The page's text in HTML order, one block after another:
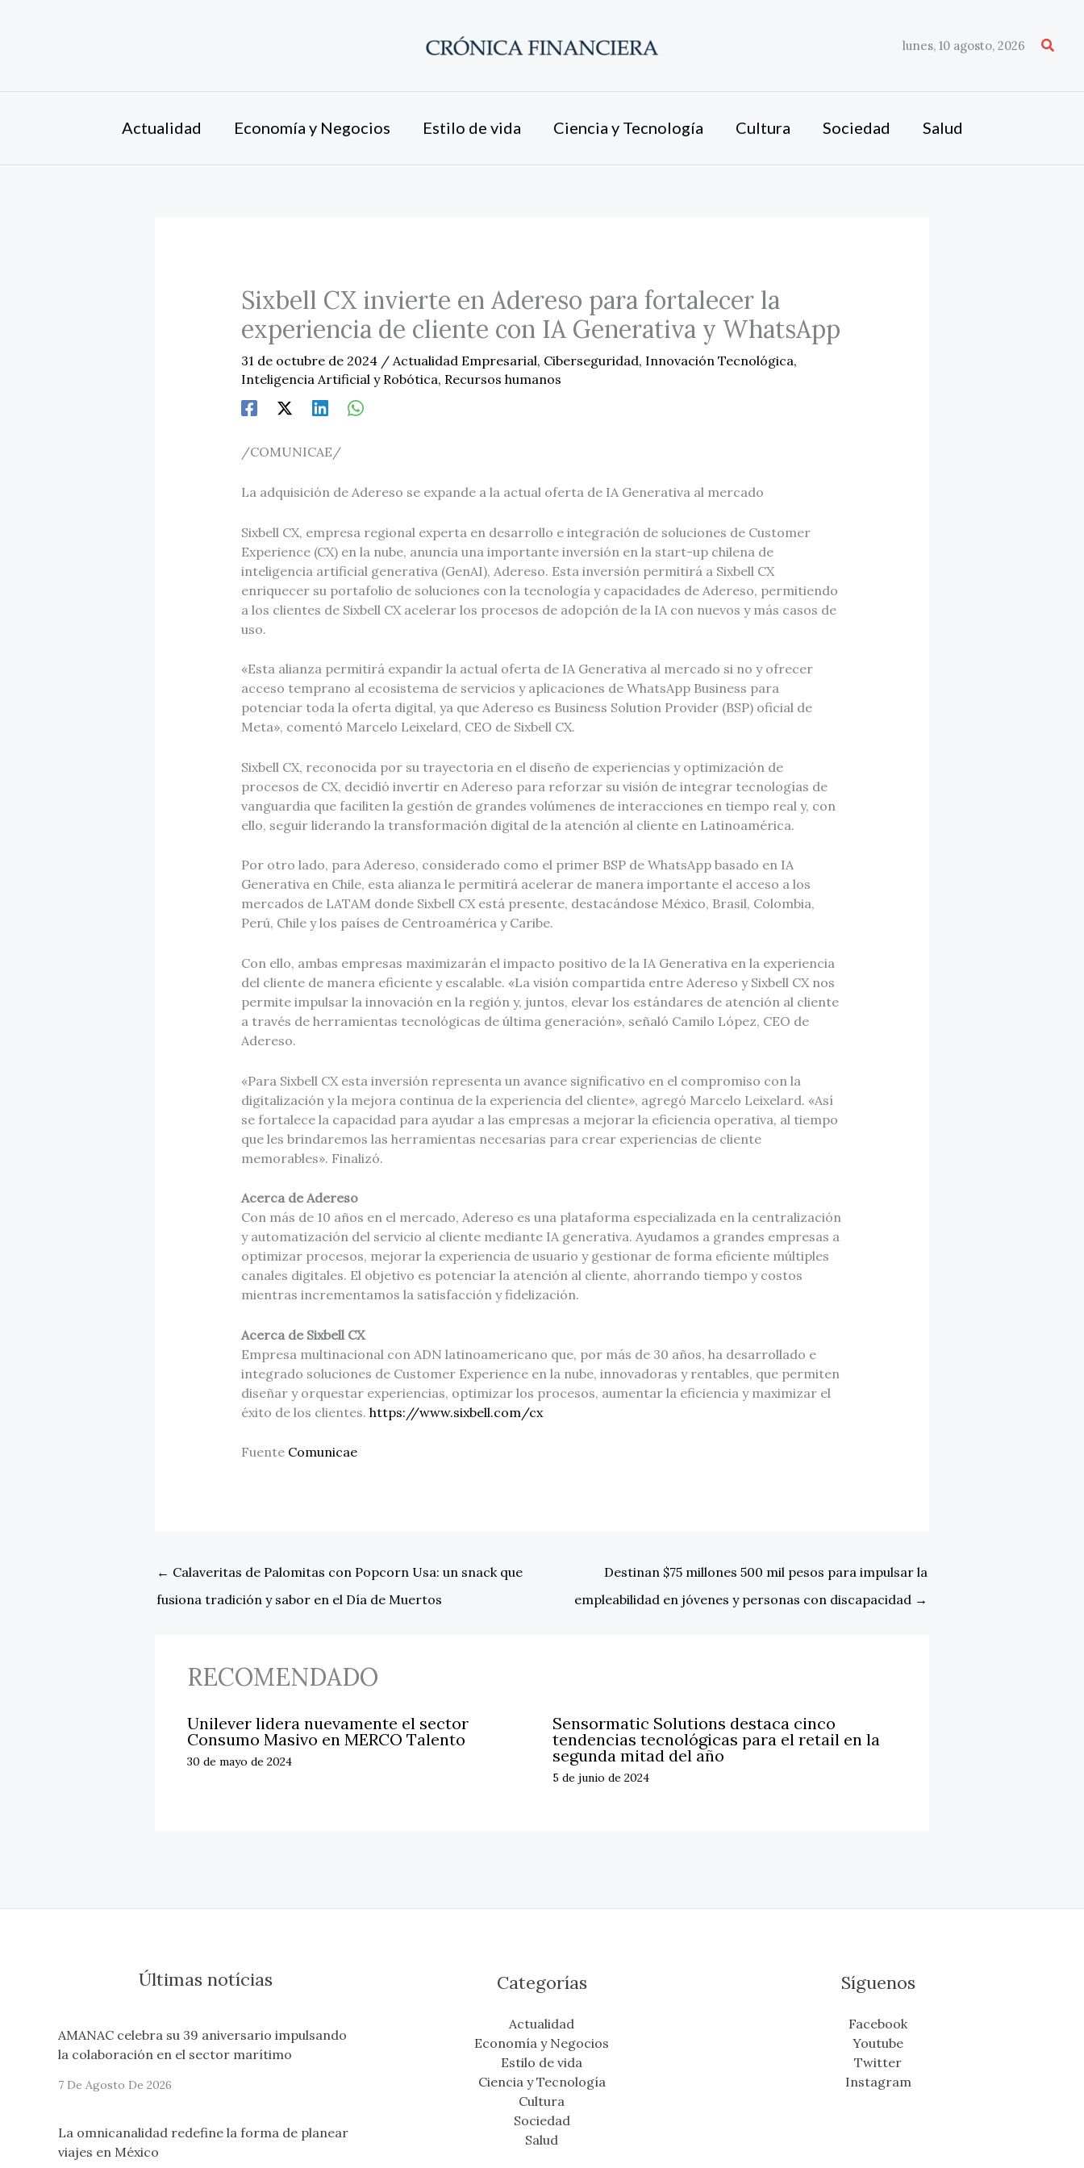
lunes, 10 agosto, 2026
Actualidad Economía y Negocios Estilo de vida Ciencia y Tecnología Cultura Sociedad Salud
Sixbell CX invierte en Adereso para fortalecer la
experiencia de cliente con IA Generativa y WhatsApp
31 de octubre de 2024 / Actualidad Empresarial, Ciberseguridad, Innovación Tecnológica,
Inteligencia Artificial y Robótica, Recursos humanos
/COMUNICAE/
La adquisición de Adereso se expande a la actual oferta de IA Generativa al mercado
Sixbell CX, empresa regional experta en desarrollo e integración de soluciones de Customer
Experience (CX) en la nube, anuncia una importante inversión en la start-up chilena de
inteligencia artificial generativa (GenAI), Adereso. Esta inversión permitirá a Sixbell CX
enriquecer su portafolio de soluciones con la tecnología y capacidades de Adereso, permitiendo
a los clientes de Sixbell CX acelerar los procesos de adopción de la IA con nuevos y más casos de
uso.
«Esta alianza permitirá expandir la actual oferta de IA Generativa al mercado si no y ofrecer
acceso temprano al ecosistema de servicios y aplicaciones de WhatsApp Business para
potenciar toda la oferta digital, ya que Adereso es Business Solution Provider (BSP) oficial de
Meta», comentó Marcelo Leixelard, CEO de Sixbell CX.
Sixbell CX, reconocida por su trayectoria en el diseño de experiencias y optimización de
procesos de CX, decidió invertir en Adereso para reforzar su visión de integrar tecnologías de
vanguardia que faciliten la gestión de grandes volúmenes de interacciones en tiempo real y, con
ello, seguir liderando la transformación digital de la atención al cliente en Latinoamérica.
Por otro lado, para Adereso, considerado como el primer BSP de WhatsApp basado en IA
Generativa en Chile, esta alianza le permitirá acelerar de manera importante el acceso a los
mercados de LATAM donde Sixbell CX está presente, destacándose México, Brasil, Colombia,
Perú, Chile y los países de Centroamérica y Caribe.
Con ello, ambas empresas maximizarán el impacto positivo de la IA Generativa en la experiencia
del cliente de manera eficiente y escalable. «La visión compartida entre Adereso y Sixbell CX nos
permite impulsar la innovación en la región y, juntos, elevar los estándares de atención al cliente
a través de herramientas tecnológicas de última generación», señaló Camilo López, CEO de
Adereso.
«Para Sixbell CX esta inversión representa un avance significativo en el compromiso con la
digitalización y la mejora continua de la experiencia del cliente», agregó Marcelo Leixelard. «Así
se fortalece la capacidad para ayudar a las empresas a mejorar la eficiencia operativa, al tiempo
que les brindaremos las herramientas necesarias para crear experiencias de cliente
memorables». Finalizó.
Acerca de Adereso
Con más de 10 años en el mercado, Adereso es una plataforma especializada en la centralización
y automatización del servicio al cliente mediante IA generativa. Ayudamos a grandes empresas a
optimizar procesos, mejorar la experiencia de usuario y gestionar de forma eficiente múltiples
canales digitales. El objetivo es potenciar la atención al cliente, ahorrando tiempo y costos
mientras incrementamos la satisfacción y fidelización.
Acerca de Sixbell CX
Empresa multinacional con ADN latinoamericano que, por más de 30 años, ha desarrollado e
integrado soluciones de Customer Experience en la nube, innovadoras y rentables, que permiten
diseñar y orquestar experiencias, optimizar los procesos, aumentar la eficiencia y maximizar el
éxito de los clientes. https://www.sixbell.com/cx
Fuente Comunicae
← Calaveritas de Palomitas con Popcorn Usa: un snack que
fusiona tradición y sabor en el Día de Muertos
Destinan $75 millones 500 mil pesos para impulsar la
empleabilidad en jóvenes y personas con discapacidad →
RECOMENDADO
Unilever lidera nuevamente el sector
Consumo Masivo en MERCO Talento
30 de mayo de 2024
Sensormatic Solutions destaca cinco
tendencias tecnológicas para el retail en la
segunda mitad del año
5 de junio de 2024
Últimas notícias
AMANAC celebra su 39 aniversario impulsando
la colaboración en el sector marítimo
7 De Agosto De 2026
La omnicanalidad redefine la forma de planear
viajes en México
Categorías
Actualidad
Economía y Negocios
Estilo de vida
Ciencia y Tecnología
Cultura
Sociedad
Salud
Síguenos
Facebook
Youtube
Twitter
Instagram